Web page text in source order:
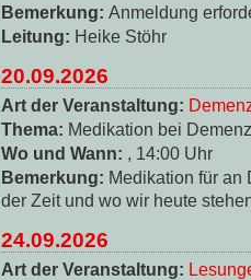
Bemerkung: Anmeldung
Leitung: Heike Stöhr
20.09.2026
Art der Veranstaltung:
Thema: Medikation bei Demenz
Wo und Wann:
, 14:00 Uhr
Bemerkung: Medikation für an
der Zeit und wo wir heute
24.09.2026
Art der Veranstaltung: